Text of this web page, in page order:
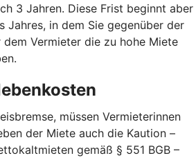
3 Jahren. Diese Frist beginnt aber
Jahres, in dem Sie gegenüber der
Vermieter die zu hohe Miete
müssen Vermieterinnen
der Miete auch die Kaution –
gemäß § 551 BGB –